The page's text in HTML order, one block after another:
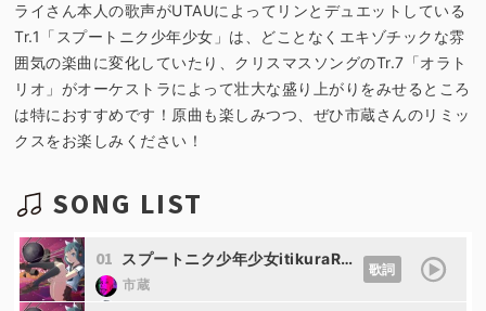
ライさん本人の歌声がUTAUによってリンとデュエットしている
Tr.1「スプートニク少年少女」は、どことなくエキゾチックな雰
囲気の楽曲に変化していたり、クリスマスソングのTr.7「オラト
リオ」がオーケストラによって壮大な盛り上がりをみせるところ
は特におすすめです！原曲も楽しみつつ、ぜひ市蔵さんのリミッ
クスをお楽しみください！
SONG LIST
01 スプートニク少年少女itikuraRemix (feat. 鏡音リン キャプミロイド)
市蔵
歌詞